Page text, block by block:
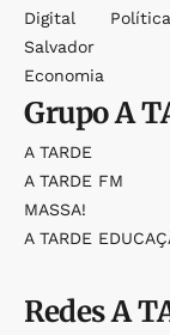
Digital
Salvador
Economia
Política
GrupoA
A TARDE
A TARDE FM
MASSA!
A TARDE
RedesA